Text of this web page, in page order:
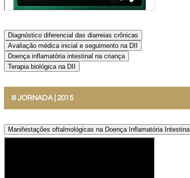
Diagnóstico diferencial das diarreias crônicas
Avaliação médica inicial e seguimento na DII
Doença inflamatória intestinal na criança
Terapia biológica na DII
III JORNADA | 2015
Manifestações oftalmológicas na Doença Inflamatória Intestinal